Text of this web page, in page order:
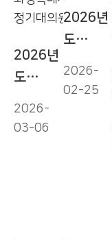
운영!
성료!
2026년
도
시장애인
2026-
03-06
2026년
도
시장애인
2026-
02-25